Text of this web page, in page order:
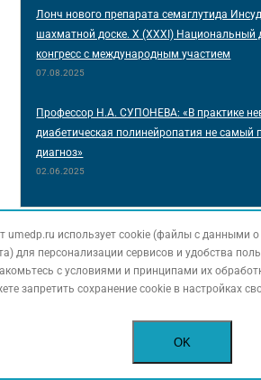
Лонч нового препарата семаглутида
шахматной доске. X (XXXI) Национальный
конгресс с международным участием
07.08.2025
Профессор Н.А. СУПОНЕВА: «В практике
диабетическая полинейропатия не самый
диагноз»
02.06.2025
О медицинском портале
umedp.ru использует cookie (файлы с данными
для персонализации сервисов и удобства
с условиями и принципами их
запретить сохранение cookie в настройках
OK